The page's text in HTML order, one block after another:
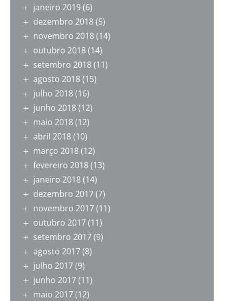
janeiro 2019(6)
dezembro 2018(5)
novembro 2018(14)
outubro 2018(14)
setembro 2018(11)
agosto 2018(15)
julho 2018(16)
junho 2018(12)
maio 2018(12)
abril 2018(10)
março 2018(12)
fevereiro 2018(13)
janeiro 2018(14)
dezembro 2017(7)
novembro 2017(11)
outubro 2017(11)
setembro 2017(9)
agosto 2017(8)
julho 2017(9)
junho 2017(11)
maio 2017(12)